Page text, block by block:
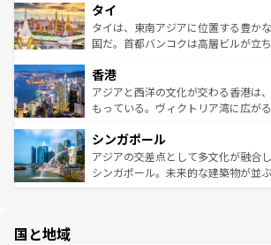
リティに包まれながら、韓国の多彩
わってみてほしい。 なお、新
覧を参照してほしい。
急速な発展と共に伝統が息づく。ハ
ーチミン市のフランス統治時代の建
醸し出している。また、バラエティ
とつ。フォーやバインミー、ベトナ
ひ現地で味わいたい。どの地域を訪
が旅行者を迎えてくれるので、きっ
参照してほしい。
タイ
タイは、東南アジアに位置する豊か
国だ。首都バンコクは高層ビルが立
の活気が交差している。北部ではチ
帯で自然と触れ合い、南部ではプー
いビーチでリゾート気分を楽しむこ
激する。気候は一年中温暖で、どの
が待っている。親しみやすいタイの
た文化、そして多様な観光資源が、
香港
アジアと西洋の文化が交わる香港は
もっている。ヴィクトリア湾に広が
み、どこを訪れても感動するはず。
ており、効率よく見どころを回れる
うな絶景から文化的な体験まで、香
シンガポール
アジアの交差点として多文化が融合
シンガポール。未来的な建築物が並
国と地域